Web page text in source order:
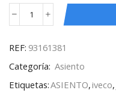
REF: 93161381
Categoría: Asiento
Etiquetas:ASIENTO,iveco,